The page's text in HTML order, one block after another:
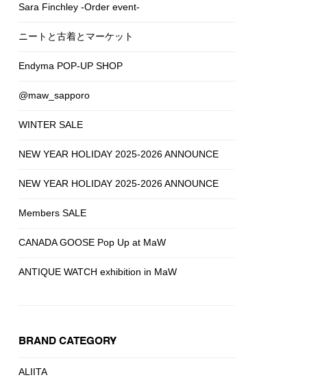
Sara Finchley -Order event-
ニートと古着とマーケット
Endyma POP-UP SHOP
@maw_sapporo
WINTER SALE
NEW YEAR HOLIDAY 2025-2026 ANNOUNCE
NEW YEAR HOLIDAY 2025-2026 ANNOUNCE
Members SALE
CANADA GOOSE Pop Up at MaW
ANTIQUE WATCH exhibition in MaW
BRAND CATEGORY
ALIITA